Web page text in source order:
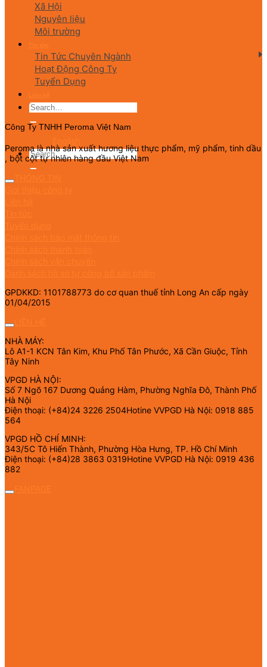
Xã Hội
Nguyên liệu
Môi trường
Tin Tức Chuyên Ngành
Hoạt Động Công Ty
Tuyển Dụng
Công Ty TNHH Peroma Việt Nam
Peroma là nhà sản xuất hương liệu thực phẩm, mỹ phẩm, tinh dầu
, bột cột tự nhiên hàng đầu Việt Nam
GPDKKD: 1101788773 do cơ quan thuế tỉnh Long An cấp ngày
01/04/2015
NHÀ MÁY:
Lô A1-1 KCN Tân Kim, Khu Phố Tân Phước, Xã Cần Giuộc, Tỉnh
Tây Ninh
VPGD HÀ NỘI:
Số 7 Ngõ 167 Dương Quảng Hàm, Phường Nghĩa Đô, Thành Phố
Hà Nội
Điện thoại: (+84)24 3226 2504Hotine VVPGD Hà Nội: 0918 885
564
VPGD HỒ CHÍ MINH:
343/5C Tô Hiến Thành, Phường Hòa Hưng, TP. Hồ Chí Minh
Điện thoại: (+84)28 3863 0319Hotine VVPGD Hà Nội: 0919 436
882